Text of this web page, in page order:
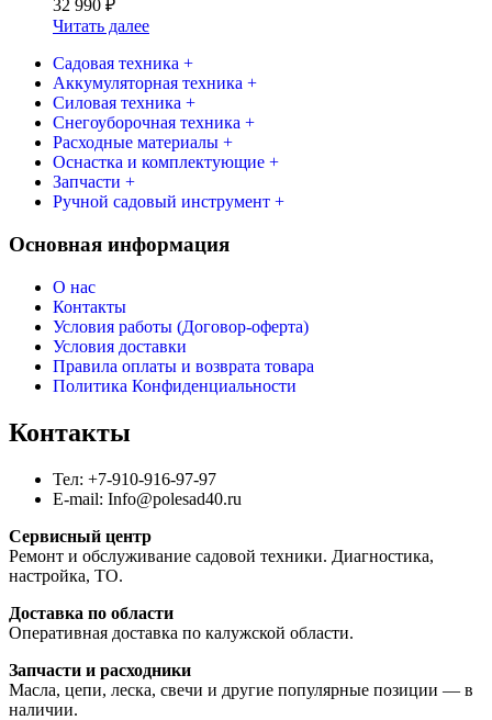
32 990 ₽
Читать далее
Садовая техника +
Аккумуляторная техника +
Силовая техника +
Снегоуборочная техника +
Расходные материалы +
Оснастка и комплектующие +
Запчасти +
Ручной садовый инструмент +
Основная информация
О нас
Контакты
Условия работы (Договор-оферта)
Условия доставки
Правила оплаты и возврата товара
Политика Конфиденциальности
Контакты
Тел: +7-910-916-97-97
E-mail: Info@polesad40.ru
Сервисный центр
Ремонт и обслуживание садовой техники. Диагностика,
настройка, ТО.
Доставка по области
Оперативная доставка по калужской области.
Запчасти и расходники
Масла, цепи, леска, свечи и другие популярные позиции — в
наличии.